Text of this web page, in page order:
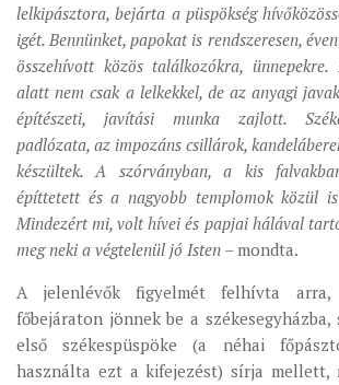
lelkipásztora, bejárta a püspökség
igét. Bennünket, papokat is rendszeresen,
összehívott közös találkozókra, ünnepekre.
alatt nem csak a lelkekkel, de az anyagi
építészeti, javítási munka zajlott.
padlózata, az impozáns csillárok,
készültek. A szórványban, a kis
építtetett és a nagyobb templomok közül
Mindezért mi, volt hívei és papjai hálával
meg neki a végtelenül jó Isten – mondta.
A jelenlévők figyelmét felhívta
főbejáraton jönnek be a székesegyházba,
első székespüspöke (a néhai
használta ezt a kifejezést) sírja mellett,